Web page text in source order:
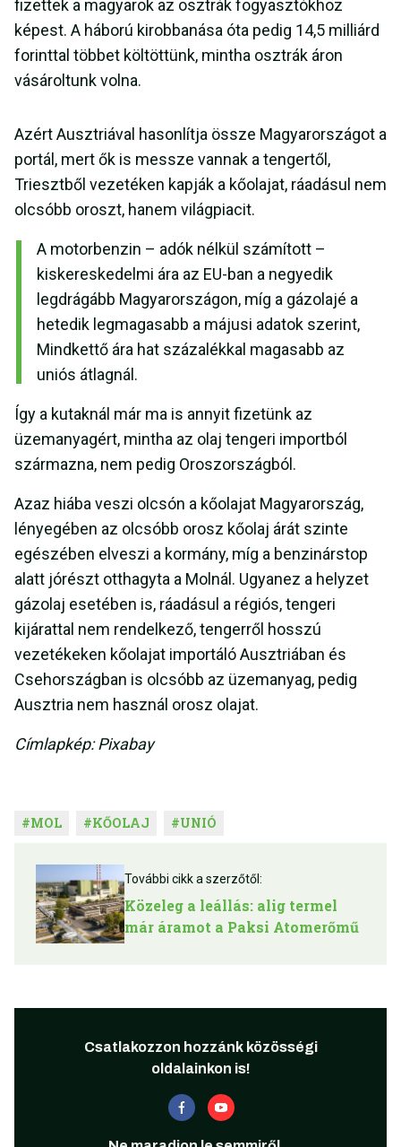
fizettek a magyarok az osztrák fogyasztókhoz
képest. A háború kirobbanása óta pedig 14,5 milliárd
forinttal többet költöttünk, mintha osztrák áron
vásároltunk volna.
Azért Ausztriával hasonlítja össze Magyarországot a
portál, mert ők is messze vannak a tengertől,
Triesztből vezetéken kapják a kőolajat, ráadásul nem
olcsóbb oroszt, hanem világpiacit.
A motorbenzin – adók nélkül számított –
kiskereskedelmi ára az EU-ban a negyedik
legdrágább Magyarországon, míg a gázolajé a
hetedik legmagasabb a májusi adatok szerint,
Mindkettő ára hat százalékkal magasabb az
uniós átlagnál.
Így a kutaknál már ma is annyit fizetünk az
üzemanyagért, mintha az olaj tengeri importból
származna, nem pedig Oroszországból.
Azaz hiába veszi olcsón a kőolajat Magyarország,
lényegében az olcsóbb orosz kőolaj árát szinte
egészében elveszi a kormány, míg a benzinárstop
alatt jórészt otthagyta a Molnál. Ugyanez a helyzet
gázolaj esetében is, ráadásul a régiós, tengeri
kijárattal nem rendelkező, tengerről hosszú
vezetékeken kőolajat importáló Ausztriában és
Csehországban is olcsóbb az üzemanyag, pedig
Ausztria nem használ orosz olajat.
Címlapkép: Pixabay
#MOL #KŐOLAJ #UNIÓ
További cikk a szerzőtől:
Közeleg a leállás: alig termel
már áramot a Paksi Atomerőmű
Csatlakozzon hozzánk közösségi
oldalainkon is!